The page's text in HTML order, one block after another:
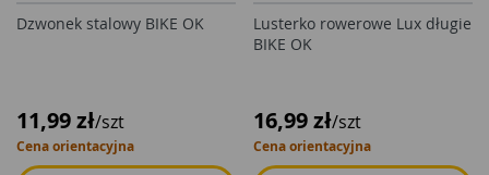
Dzwonek stalowy BIKE OK
11,99 zł/szt
Cena orientacyjna
Lusterko rowerowe Lux długie
BIKE OK
16,99 zł/szt
Cena orientacyjna